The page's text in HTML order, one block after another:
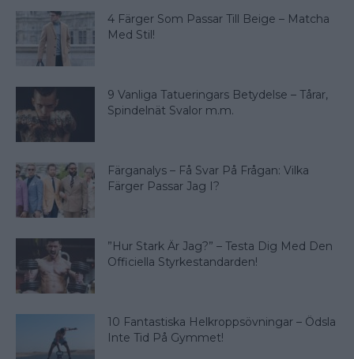
4 Färger Som Passar Till Beige – Matcha
Med Stil!
9 Vanliga Tatueringars Betydelse – Tårar,
Spindelnät Svalor m.m.
Färganalys – Få Svar På Frågan: Vilka
Färger Passar Jag I?
”Hur Stark Är Jag?” – Testa Dig Med Den
Officiella Styrkestandarden!
10 Fantastiska Helkroppsövningar – Ödsla
Inte Tid På Gymmet!